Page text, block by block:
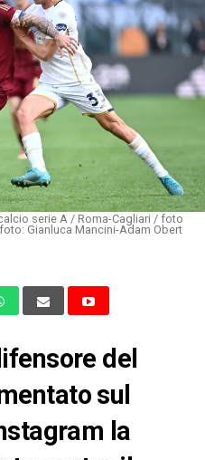
serie A / Roma-Cagliari / foto
Gianluca Mancini-Adam Obert
del
sul
la